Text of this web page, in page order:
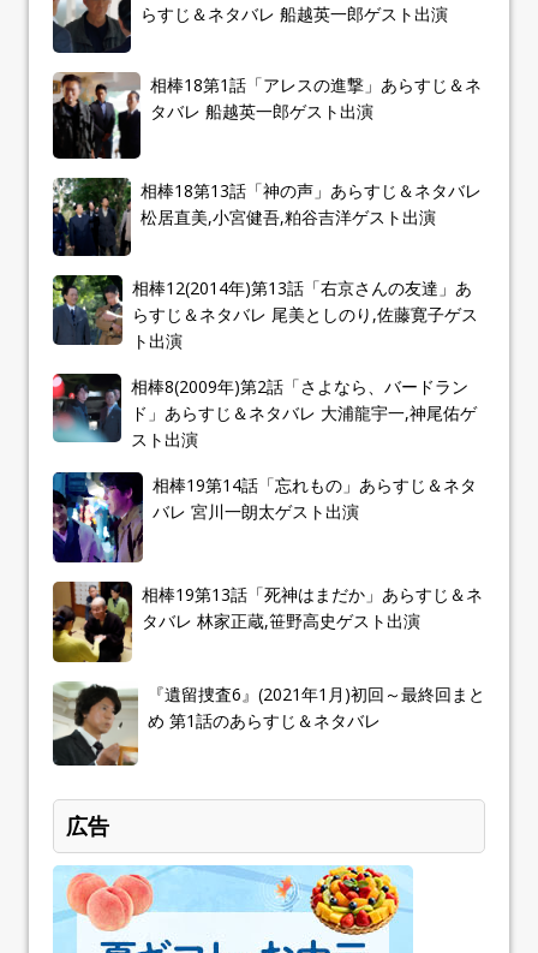
らすじ＆ネタバレ 船越英一郎ゲスト出演
相棒18第1話「アレスの進撃」あらすじ＆ネ
タバレ 船越英一郎ゲスト出演
相棒18第13話「神の声」あらすじ＆ネタバレ
松居直美,小宮健吾,粕谷吉洋ゲスト出演
相棒12(2014年)第13話「右京さんの友達」あ
らすじ＆ネタバレ 尾美としのり,佐藤寛子ゲス
ト出演
相棒8(2009年)第2話「さよなら、バードラン
ド」あらすじ＆ネタバレ 大浦龍宇一,神尾佑ゲ
スト出演
相棒19第14話「忘れもの」あらすじ＆ネタ
バレ 宮川一朗太ゲスト出演
相棒19第13話「死神はまだか」あらすじ＆ネ
タバレ 林家正蔵,笹野高史ゲスト出演
『遺留捜査6』(2021年1月)初回～最終回まと
め 第1話のあらすじ＆ネタバレ
広告